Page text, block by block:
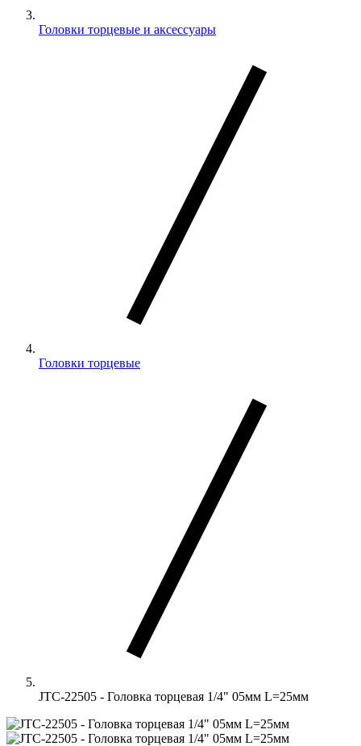
Головки торцевые и аксессуары
Головки торцевые
JTC-22505 - Головка торцевая 1/4" 05мм L=25мм